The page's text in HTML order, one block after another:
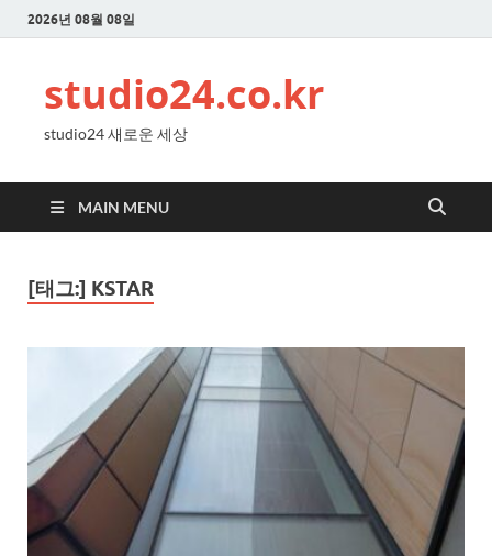
2026년 08월 08일
studio24.co.kr
studio24 새로운 세상
MAIN MENU
[태그:] KSTAR